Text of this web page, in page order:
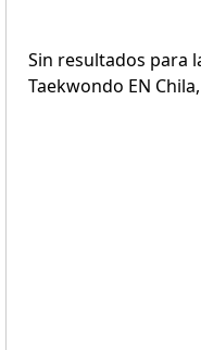
Sin resultados para
Taekwondo EN